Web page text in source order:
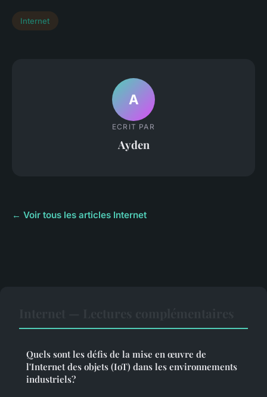
Internet
A
ECRIT PAR
Ayden
← Voir tous les articles Internet
Quels sont les défis de la mise en œuvre de
l'Internet des objets (IoT) dans les environnements
industriels?